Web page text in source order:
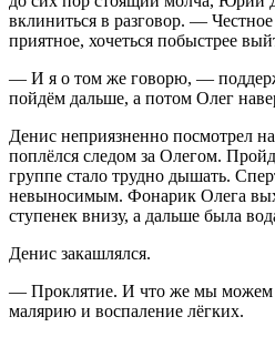
вклиниться в разговор. —
приятное, хочеться побыстрее
— И я о том же говорю, —
пойдём дальше, а потом Олег
Денис неприязненно посмотрел
поплёлся следом за Олегом.
группе стало трудно дышать.
невыносимым. Фонарик Олега
ступенек внизу, а дальше была
Денис закашлялся.
— Проклятие. И что же мы можем
малярию и воспаление лёгких.